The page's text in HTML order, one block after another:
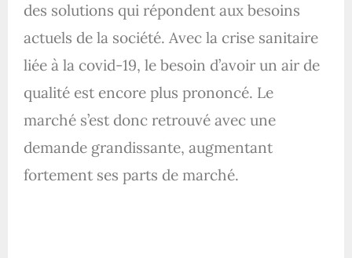
des solutions qui répondent aux besoins
actuels de la société. Avec la crise sanitaire
liée à la covid-19, le besoin d’avoir un air de
qualité est encore plus prononcé. Le
marché s’est donc retrouvé avec une
demande grandissante, augmentant
fortement ses parts de marché.